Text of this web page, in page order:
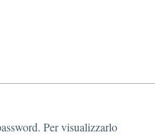
Per visualizzarlo